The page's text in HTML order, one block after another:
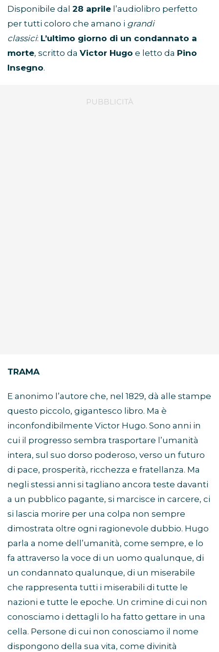
Disponibile dal 28 aprile l’audiolibro perfetto
per tutti coloro che amano i grandi
classici: L’ultimo giorno di un condannato a
morte, scritto da Victor Hugo e letto da Pino
Insegno.
TRAMA
E anonimo l’autore che, nel 1829, dà alle stampe
questo piccolo, gigantesco libro. Ma è
inconfondibilmente Victor Hugo. Sono anni in
cui il progresso sembra trasportare l’umanità
intera, sul suo dorso poderoso, verso un futuro
di pace, prosperità, ricchezza e fratellanza. Ma
negli stessi anni si tagliano ancora teste davanti
a un pubblico pagante, si marcisce in carcere, ci
si lascia morire per una colpa non sempre
dimostrata oltre ogni ragionevole dubbio. Hugo
parla a nome dell’umanità, come sempre, e lo
fa attraverso la voce di un uomo qualunque, di
un condannato qualunque, di un miserabile
che rappresenta tutti i miserabili di tutte le
nazioni e tutte le epoche. Un crimine di cui non
conosciamo i dettagli lo ha fatto gettare in una
cella. Persone di cui non conosciamo il nome
dispongono della sua vita, come divinità